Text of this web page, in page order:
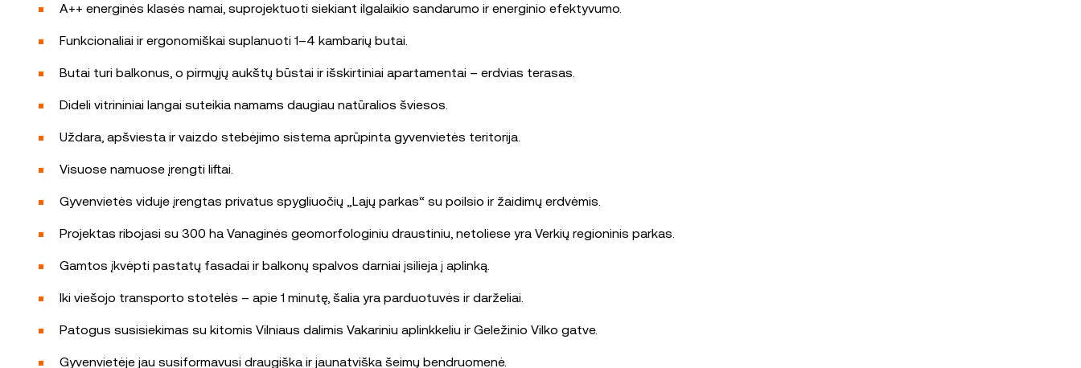
A++ energinės klasės namai, suprojektuoti siekiant ilgalaikio sandarumo ir energinio efektyvumo.
Funkcionaliai ir ergonomiškai suplanuoti 1–4 kambarių butai.
Butai turi balkonus, o pirmųjų aukštų būstai ir išskirtiniai apartamentai – erdvias terasas.
Dideli vitrininiai langai suteikia namams daugiau natūralios šviesos.
Uždara, apšviesta ir vaizdo stebėjimo sistema aprūpinta gyvenvietės teritorija.
Visuose namuose įrengti liftai.
Gyvenvietės viduje įrengtas privatus spygliuočių „Lajų parkas“ su poilsio ir žaidimų erdvėmis.
Projektas ribojasi su 300 ha Vanaginės geomorfologiniu draustiniu, netoliese yra Verkių regioninis parkas.
Gamtos įkvėpti pastatų fasadai ir balkonų spalvos darniai įsilieja į aplinką.
Iki viešojo transporto stotelės – apie 1 minutę, šalia yra parduotuvės ir darželiai.
Patogus susisiekimas su kitomis Vilniaus dalimis Vakariniu aplinkkeliu ir Geležinio Vilko gatve.
Gyvenvietėje jau susiformavusi draugiška ir jaunatviška šeimų bendruomenė.